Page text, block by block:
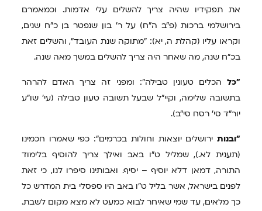
את תפקידיו שהיה צריך להשלים עלי אדמות. וכמאמרם
בירושלמי ברכות (פ"ב ה"ח) על ר' בון שנפטר בן כ"ח שנים,
וקראו עליו (קהלת ה, יא): "מתוקה שנת העובד", והשלים זאת
בכ"ח שנה, מה שאחר היה צריך להשלים במשך מאה שנה.
"כל הכלים טעונין טבילה": ומפני זה צריך האדם להרהר
בתשובה שלימה, וקיי"ל שבעל תשובה טעון טבילה (עי' שו"ע
יור"ד סי' רסח סי"ב).
"ובנות ירושלים יוצאות וחולות בכרמים": כפי שאמרו חכמינו
(תענית לא.), שמליל ט"ו באב ואילך צריך להוסיף בלימוד
התורה, דמאן דלא יוסיף – יסיף. ואבותינו סיפרו לנו, כי זאת
לפנים בישראל, אשר בליל ט"ו באב היו ספסלי בית המדרש כל
כך מלאים, עד שמי שאיחר לבוא כמעט לא מצא מקום לשבת.